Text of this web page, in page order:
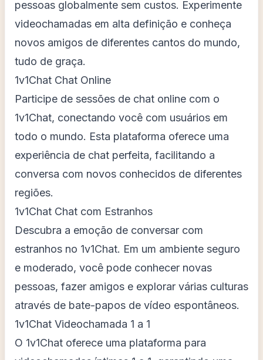
pessoas globalmente sem custos. Experimente
videochamadas em alta definição e conheça
novos amigos de diferentes cantos do mundo,
tudo de graça.
1v1Chat Chat Online
Participe de sessões de chat online com o
1v1Chat, conectando você com usuários em
todo o mundo. Esta plataforma oferece uma
experiência de chat perfeita, facilitando a
conversa com novos conhecidos de diferentes
regiões.
1v1Chat Chat com Estranhos
Descubra a emoção de conversar com
estranhos no 1v1Chat. Em um ambiente seguro
e moderado, você pode conhecer novas
pessoas, fazer amigos e explorar várias culturas
através de bate-papos de vídeo espontâneos.
1v1Chat Videochamada 1 a 1
O 1v1Chat oferece uma plataforma para